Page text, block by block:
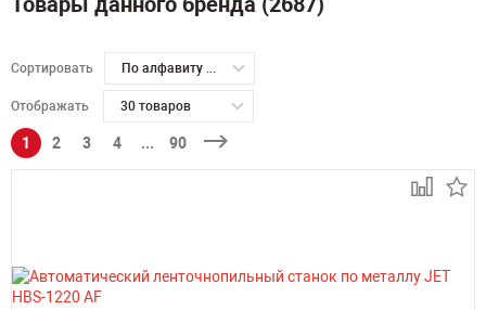
Сортировать По алфавиту А-Я
Отображать 30 товаров
1 2 3 4 ... 90